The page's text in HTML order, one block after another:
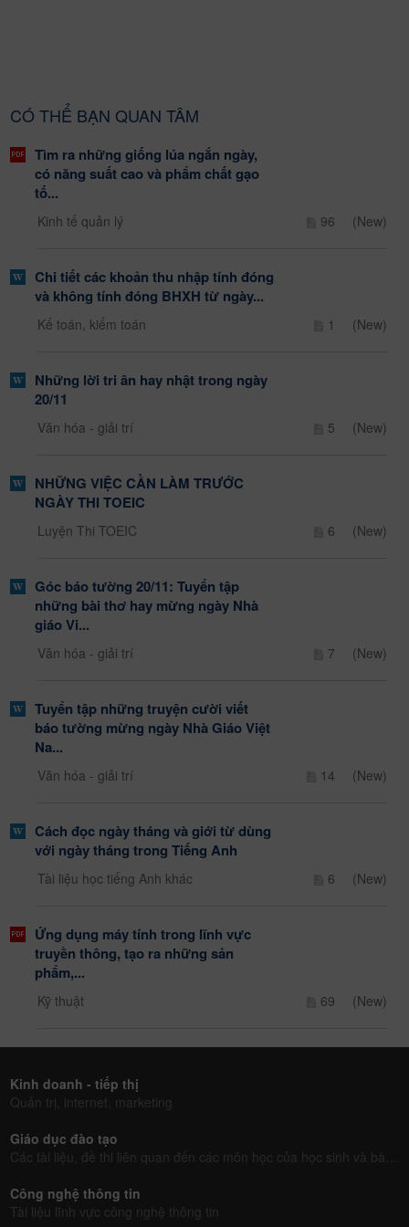
CÓ THỂ BẠN QUAN TÂM
Tìm ra những giống lúa ngắn ngày,
có năng suất cao và phẩm chất gạo
tố...
Kinh tế quản lý 96 (New)
Chi tiết các khoản thu nhập tính đóng
và không tính đóng BHXH từ ngày...
Kế toán, kiểm toán 1 (New)
Những lời tri ân hay nhật trong ngày
20/11
Văn hóa - giải trí 5 (New)
NHỮNG VIỆC CẦN LÀM TRƯỚC
NGÀY THI TOEIC
Luyện Thi TOEIC 6 (New)
Góc báo tường 20/11: Tuyển tập
những bài thơ hay mừng ngày Nhà
giáo Vi...
Văn hóa - giải trí 7 (New)
Tuyển tập những truyện cười viết
báo tường mừng ngày Nhà Giáo Việt
Na...
Văn hóa - giải trí 14 (New)
Cách đọc ngày tháng và giới từ dùng
với ngày tháng trong Tiếng Anh
Tài liệu học tiếng Anh khác 6 (New)
Ứng dụng máy tính trong lĩnh vực
truyền thông, tạo ra những sản
phẩm,...
Kỹ thuật 69 (New)
Kinh doanh - tiếp thị
Quản trị, internet, marketing
Giáo dục đào tạo
Công nghệ thông tin
Tài liệu lĩnh vực công nghệ thông tin